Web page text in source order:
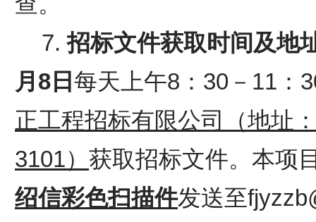
7.招标文件获取时间及地
月 8 日 每天上午8：30－11：
正工程招标有限公司（地址
3101） 获取招标文件。 本项
绍信彩色扫描件发送至